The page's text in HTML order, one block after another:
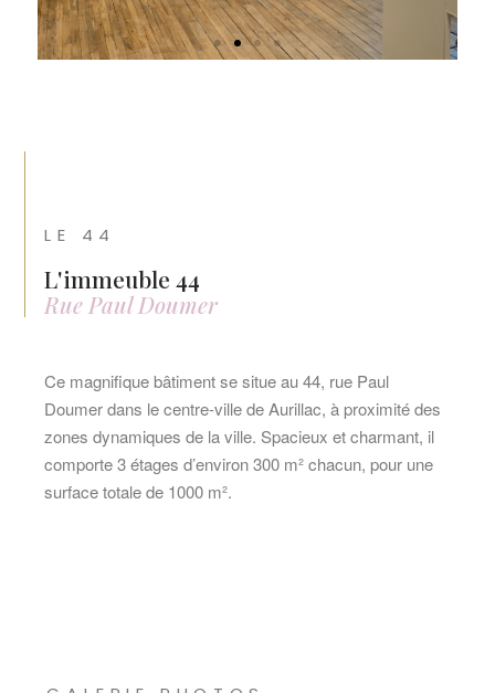
LE 44
L'immeuble 44
Rue Paul Doumer
Ce magnifique bâtiment se situe au 44, rue Paul
Doumer dans le centre-ville de Aurillac, à proximité des
zones dynamiques de la ville. Spacieux et charmant, il
comporte 3 étages d’environ 300 m² chacun, pour une
surface totale de 1000 m².